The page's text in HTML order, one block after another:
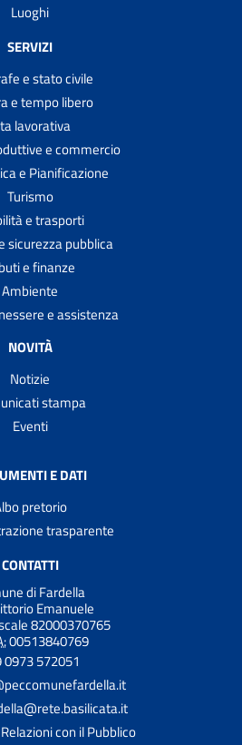
Luoghi
SERVIZI
e stato civile
e tempo libero
lavorativa
e commercio
e Pianificazione
Turismo
e trasporti
sicurezza pubblica
e finanze
Ambiente
e assistenza
NOVITÀ
Notizie
stampa
Eventi
E DATI
pretorio
trasparente
CONTATTI
di Fardella
Emanuele
82000370765
00513840769
0973 572051
con il Pubblico